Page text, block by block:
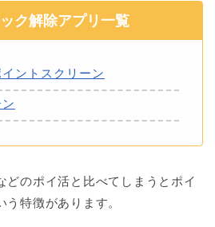
ク解除アプリ一覧
ントスクリーン
どのポイ活と比べてしまうとポイ
特徴があります。